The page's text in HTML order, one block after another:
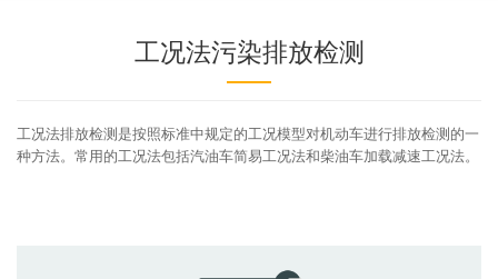
工况法污染排放检测
工况法排放检测是按照标准中规定的工况模型对机动车进行排放检测的一
种方法。常用的工况法包括汽油车简易工况法和柴油车加载减速工况法。